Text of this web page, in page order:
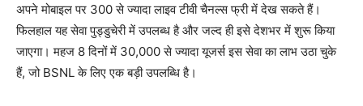
अपने मोबाइल पर 300 से ज्यादा लाइव टीवी चैनल्स फ्री में देख सकते हैं।
फिलहाल यह सेवा पुड्डुचेरी में उपलब्ध है और जल्द ही इसे देशभर में शुरू किया
जाएगा। महज 8 दिनों में 30,000 से ज्यादा यूजर्स इस सेवा का लाभ उठा चुके
हैं, जो BSNL के लिए एक बड़ी उपलब्धि है।